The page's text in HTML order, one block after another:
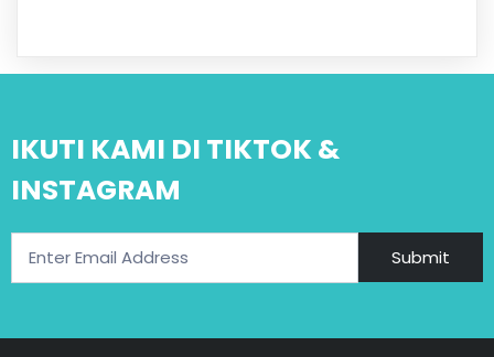
IKUTI KAMI DI TIKTOK &
INSTAGRAM
Submit